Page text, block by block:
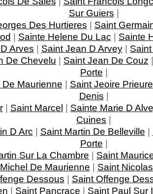
Sur Guiers |
Des Hurtieres | Saint
| Sainte Helene Du Lac | Sainte
Arves | Saint Jean D Arvey |
De Chevelu | Saint Jean De Couz
Porte |
Maurienne | Saint Jeoire Prieure
Denis |
| Saint Marcel | Sainte Marie D
Cuines |
D Arc | Saint Martin De Belleville |
Porte |
Sur La Chambre | Saint
De Maurienne | Saint
Dessous | Saint Offenge
| Saint Pancrace | Saint Paul Sur